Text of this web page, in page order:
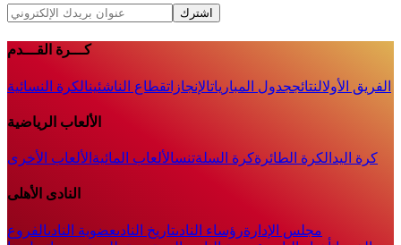
اشترك
كـــرة القـــدم
الفريق الأولالنتائججدول المبارياتالإنجازاتقطاع الناشئينالكرة النسائية
الألعاب الرياضية
كرة اليد الكرة الطائرةكرة السلةتنسالألعاب المائية الألعاب الأخرى
النادى الأهلى
مجلس الإدارةرؤساء النادىتاريخ النادىعضوية النادىالفروع